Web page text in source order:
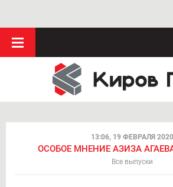
13:06, 19 ФЕВРАЛЯ 2020
ОСОБОЕ МНЕНИЕ АЗИЗА
Все выпуски